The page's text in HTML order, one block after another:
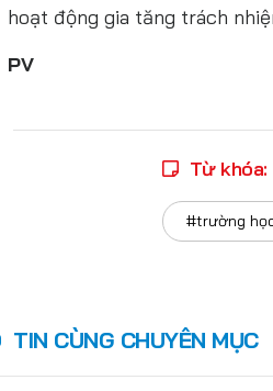
hoạt động gia tăng trách
PV
Từ khóa:
#trường
TIN CÙNG CHUYÊN MỤC